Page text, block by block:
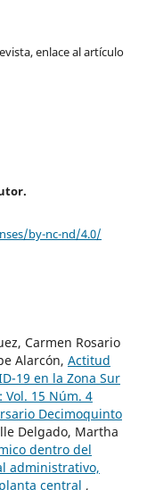
enlace al artículo
by-nc-nd/4.0/
Carmen Rosario
Alarcón, Actitud
19 en la Zona Sur
Vol. 15 Núm. 4
Decimoquinto
Delgado, Martha
dentro del
administrativo,
central ,